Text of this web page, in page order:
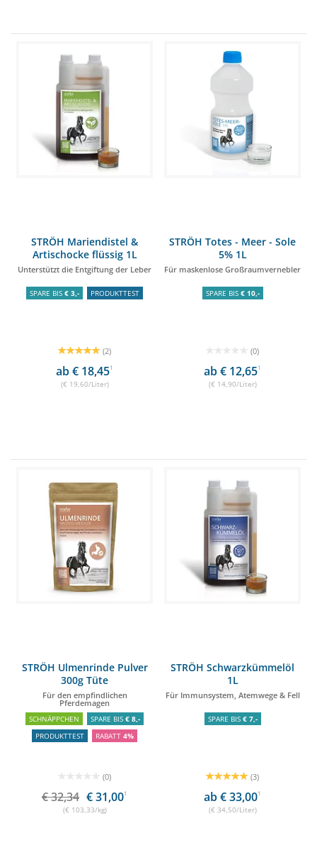
STRÖH Mariendistel &
Artischocke flüssig 1L
Unterstützt die Entgiftung der Leber
SPARE BIS € 3,- PRODUKTTEST
(2)
ab € 18,451
(€ 19,60/Liter)
STRÖH Totes - Meer - Sole
5% 1L
Für maskenlose Großraumvernebler
SPARE BIS € 10,-
(0)
ab € 12,651
(€ 14,90/Liter)
STRÖH Ulmenrinde Pulver
300g Tüte
Für den empfindlichen
Pferdemagen
SCHNÄPPCHEN SPARE BIS € 8,-
PRODUKTTEST
RABATT 4%
(0)
€ 32,34 € 31,001
(€ 103,33/kg)
STRÖH Schwarzkümmelöl
1L
Für Immunsystem, Atemwege & Fell
SPARE BIS € 7,-
(3)
ab € 33,001
(€ 34,50/Liter)